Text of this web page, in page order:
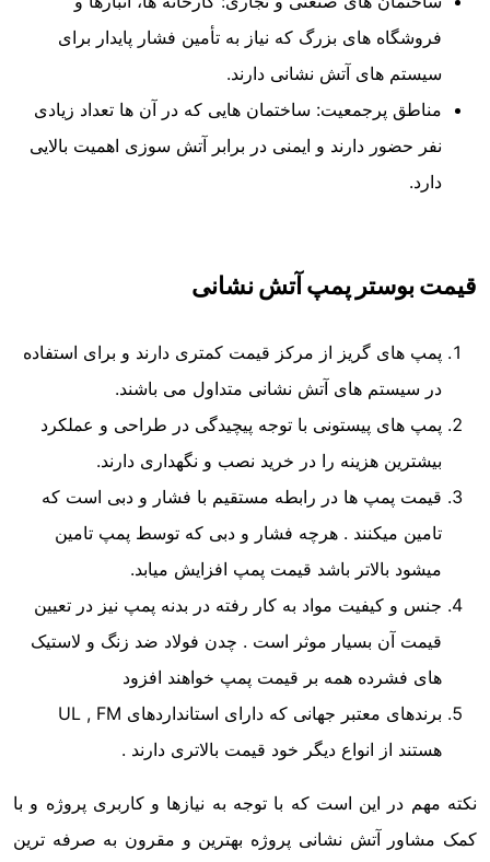
فروشگاه های بزرگ که نیاز به تأمین فشار پایدار برای
سیستم های آتش نشانی دارند.
مناطق پرجمعیت: ساختمان هایی که در آن ها تعداد زیادی
نفر حضور دارند و ایمنی در برابر آتش سوزی اهمیت بالایی
دارد.
قیمت بوستر پمپ آتش نشانی
پمپ های گریز از مرکز قیمت کمتری دارند و برای استفاده
در سیستم های آتش نشانی متداول می باشند.
پمپ های پیستونی با توجه پیچیدگی در طراحی و عملکرد
بیشترین هزینه را در خرید نصب و نگهداری دارند.
قیمت پمپ ها در رابطه مستقیم با فشار و دبی است که
تامین میکنند . هرچه فشار و دبی که توسط پمپ تامین
میشود بالاتر باشد قیمت پمپ افزایش میابد.
جنس و کیفیت مواد به کار رفته در بدنه پمپ نیز در تعیین
قیمت آن بسیار موثر است . چدن فولاد ضد زنگ و لاستیک
های فشرده همه بر قیمت پمپ خواهند افزود
برندهای معتبر جهانی که دارای استانداردهای UL , FM
هستند از انواع دیگر خود قیمت بالاتری دارند .
نکته مهم در این است که با توجه به نیازها و کاربری پروژه و با
کمک مشاور آتش نشانی پروژه بهترین و مقرون به صرفه ترین